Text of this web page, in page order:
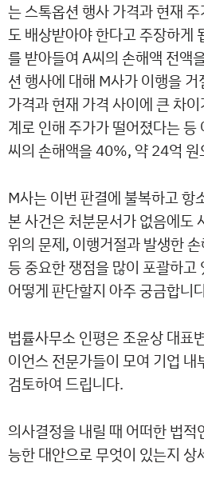
는 스톡옵션 행사 가격과 현재
도 배상받아야 한다고 주장하게
를 받아들여 A씨의 손해액 전액
션 행사에 대해 M사가 이행을
가격과 현재 가격 사이에 큰 차
계로 인해 주가가 떨어졌다는
씨의 손해액을 40%, 약 24억 원
M사는 이번 판결에 불복하고 항
본 사건은 처분문서가 없음에도
위의 문제, 이행거절과 발생한
등 중요한 쟁점을 많이 포괄하고
어떻게 판단할지 아주 궁금합니
법률사무소 인평은 조윤상 대표
이언스 전문가들이 모여 기업 내
검토하여 드립니다.
의사결정을 내릴 때 어떠한 법적
능한 대안으로 무엇이 있는지 상